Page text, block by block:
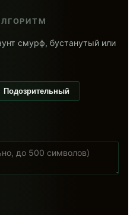
смурф, бустанутый или
Подозрительный